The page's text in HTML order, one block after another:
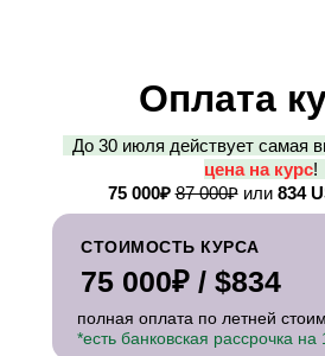
Оплата
СТОИМОСТЬ КУРСА
75 000₽ / $834
полная оплата по летней
*есть банковская рассрочка
До 30 июля действует самая
цена на курс!
75 000₽ 87 000₽или 834